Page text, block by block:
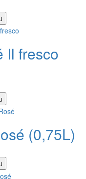
Il fresco
(0,75L)